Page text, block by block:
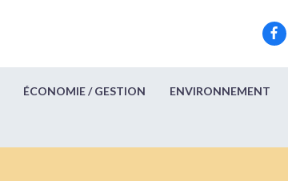
ÉCONOMIE / GESTION ENVIRONNEMENT